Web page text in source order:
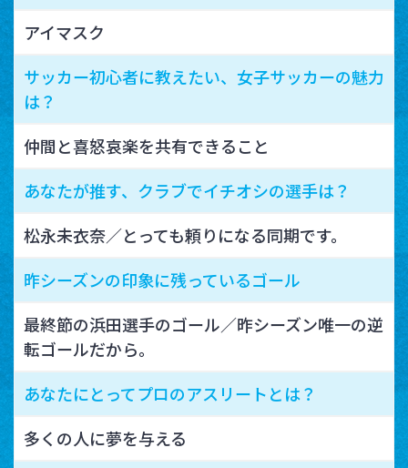
アイマスク
サッカー初心者に教えたい、女子サッカーの魅力
は？
仲間と喜怒哀楽を共有できること
あなたが推す、クラブでイチオシの選手は？
松永未衣奈／とっても頼りになる同期です。
昨シーズンの印象に残っているゴール
最終節の浜田選手のゴール／昨シーズン唯一の逆
転ゴールだから。
あなたにとってプロのアスリートとは？
多くの人に夢を与える